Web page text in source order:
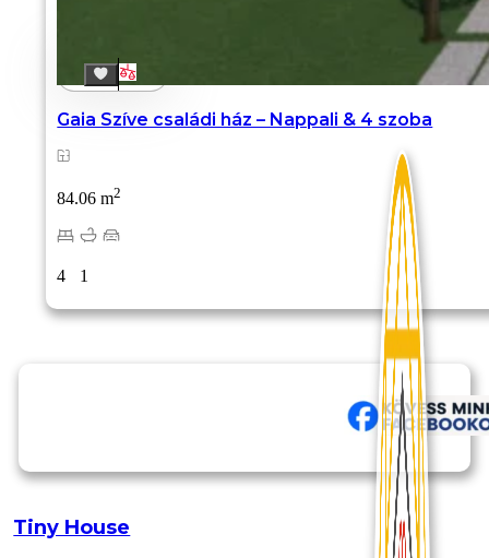
Gaia Szíve családi ház – Nappali & 4 szoba
84.06 m2
4 1
Tiny House